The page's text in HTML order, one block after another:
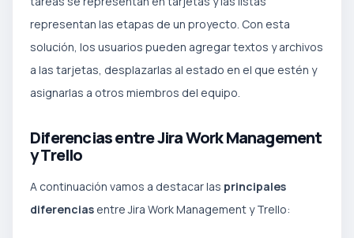
representan las etapas de un proyecto. Con esta
solución, los usuarios pueden agregar textos y archivos
a las tarjetas, desplazarlas al estado en el que estén y
asignarlas a otros miembros del equipo.
Diferencias entre Jira Work Management
y Trello
A continuación vamos a destacar las principales
diferencias entre Jira Work Management y Trello: